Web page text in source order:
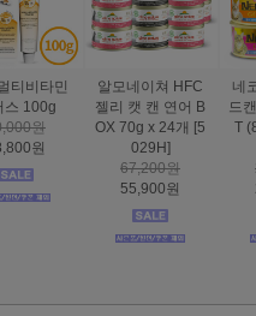
하겐 캣잇 센시스
2.0 슈퍼 서킷
30,000원
19,900원
도트캣 인피니티
스크래처 83cm 초
대형
25,900원